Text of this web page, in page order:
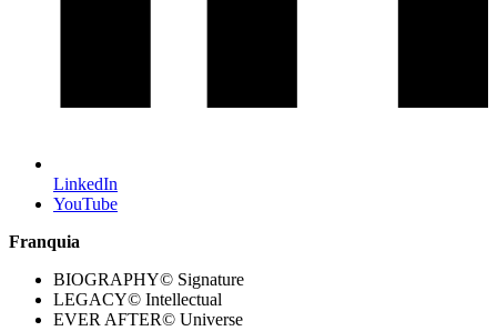
LinkedIn
YouTube
Franquia
BIOGRAPHY© Signature
LEGACY© Intellectual
EVER AFTER© Universe